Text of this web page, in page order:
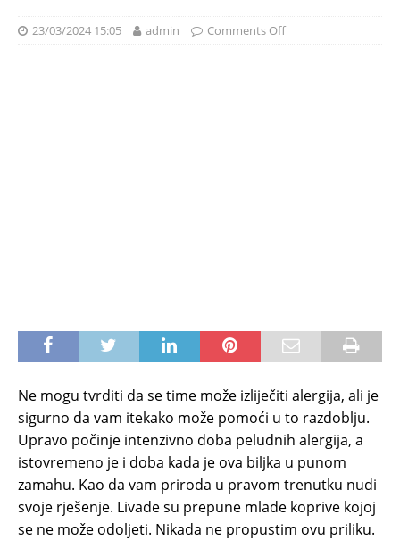
23/03/2024 15:05 admin Comments Off
Ne mogu tvrditi da se time može izliječiti alergija, ali je
sigurno da vam itekako može pomoći u to razdoblju.
Upravo počinje intenzivno doba peludnih alergija, a
istovremeno je i doba kada je ova biljka u punom
zamahu. Kao da vam priroda u pravom trenutku nudi
svoje rješenje. Livade su prepune mlade koprive kojoj
se ne može odoljeti. Nikada ne propustim ovu priliku.